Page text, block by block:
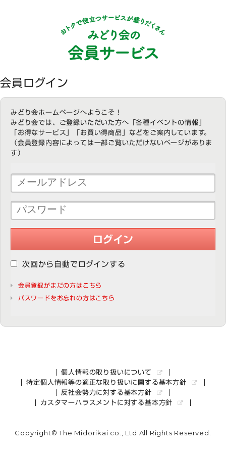
会員ログイン
みどり会ホームページへようこそ！
みどり会では、ご登録いただいた方へ「各種イベントの情報」
「お得なサービス」「お買い得商品」などをご案内しています。
（会員登録内容によっては一部ご覧いただけないページがありま
す）
ログイン
次回から自動でログインする
会員登録がまだの方はこちら
パスワードをお忘れの方はこちら
個人情報の取り扱いについて
特定個人情報等の適正な取り扱いに関する基本方針
反社会勢力に対する基本方針
カスタマーハラスメントに対する基本方針
Copyright© The Midorikai co., Ltd All Rights Reserved.